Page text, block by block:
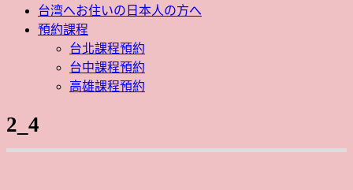
台湾へお住いの日本人の方へ
預約課程
台北課程預約
台中課程預約
高雄課程預約
2_4